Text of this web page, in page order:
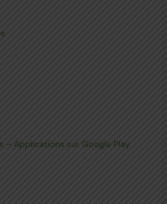
– Applications sur Google Play